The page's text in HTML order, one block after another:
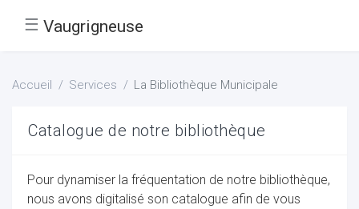
☰ Vaugrigneuse
Accueil Services La Bibliothèque Municipale
Catalogue de notre bibliothèque
Pour dynamiser la fréquentation de notre bibliothèque,
nous avons digitalisé son catalogue afin de vous